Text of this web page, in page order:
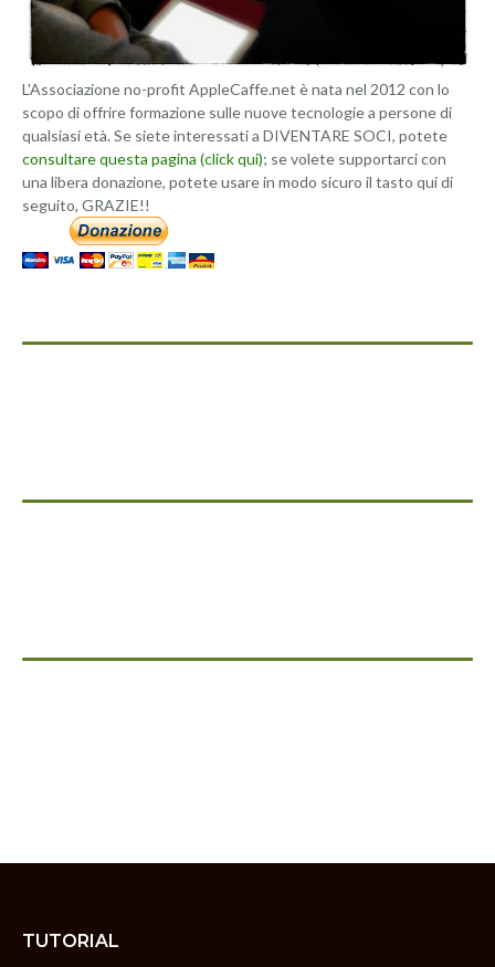
L'Associazione no-profit AppleCaffe.net è nata nel 2012 con lo
scopo di offrire formazione sulle nuove tecnologie a persone di
qualsiasi età. Se siete interessati a DIVENTARE SOCI, potete
consultare questa pagina (click qui); se volete supportarci con
una libera donazione, potete usare in modo sicuro il tasto qui di
seguito, GRAZIE!!
TUTORIAL